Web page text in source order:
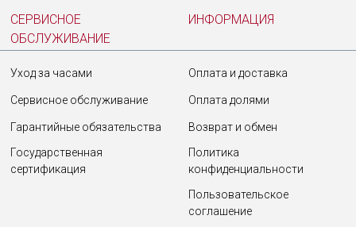
СЕРВИСНОЕ
ОБСЛУЖИВАНИЕ
ИНФОРМАЦИЯ
Уход за часами
Сервисное обслуживание
Гарантийные обязательства
Государственная
сертификация
Оплата и доставка
Оплата долями
Возврат и обмен
Политика
конфиденциальности
Пользовательское
соглашение